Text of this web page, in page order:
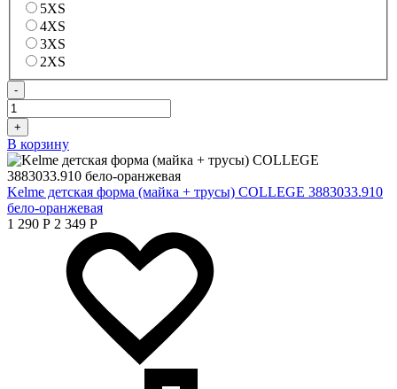
5XS
4XS
3XS
2XS
-
+
В корзину
Kelme детская форма (майка + трусы) COLLEGE 3883033.910
бело-оранжевая
1 290 Р 2 349 Р